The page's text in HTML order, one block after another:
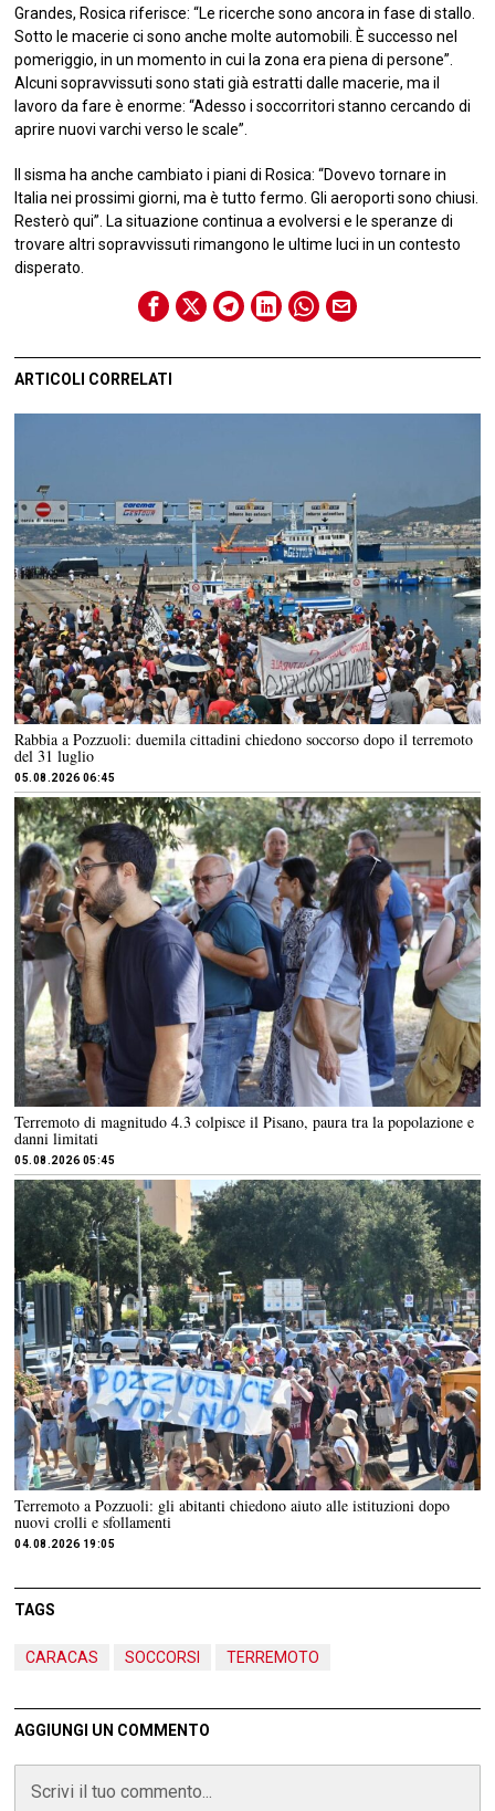
Grandes, Rosica riferisce: “Le ricerche sono ancora in fase di stallo.
Sotto le macerie ci sono anche molte automobili. È successo nel
pomeriggio, in un momento in cui la zona era piena di persone”.
Alcuni sopravvissuti sono stati già estratti dalle macerie, ma il
lavoro da fare è enorme: “Adesso i soccorritori stanno cercando di
aprire nuovi varchi verso le scale”.
Il sisma ha anche cambiato i piani di Rosica: “Dovevo tornare in
Italia nei prossimi giorni, ma è tutto fermo. Gli aeroporti sono chiusi.
Resterò qui”. La situazione continua a evolversi e le speranze di
trovare altri sopravvissuti rimangono le ultime luci in un contesto
disperato.
ARTICOLI CORRELATI
Rabbia a Pozzuoli: duemila cittadini chiedono soccorso dopo il terremoto
del 31 luglio
05.08.2026 06:45
Terremoto di magnitudo 4.3 colpisce il Pisano, paura tra la popolazione e
danni limitati
05.08.2026 05:45
Terremoto a Pozzuoli: gli abitanti chiedono aiuto alle istituzioni dopo
nuovi crolli e sfollamenti
04.08.2026 19:05
TAGS
CARACAS SOCCORSI TERREMOTO
AGGIUNGI UN COMMENTO